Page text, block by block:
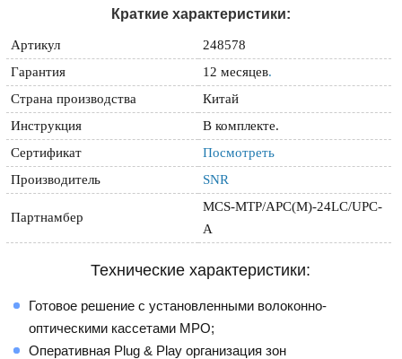
Краткие характеристики:
Артикул
248578
Гарантия
12 месяцев.
Страна производства
Китай
Инструкция
В комплекте.
Сертификат
Посмотреть
Производитель
SNR
Партнамбер
MCS-MTP/APC(M)-24LC/UPC-
A
Технические характеристики:
Готовое решение с установленными волоконно-
оптическими кассетами MPO;
Оперативная Plug & Play организация зон